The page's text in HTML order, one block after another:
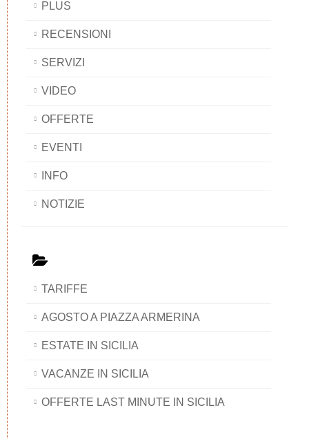
PLUS
RECENSIONI
SERVIZI
VIDEO
OFFERTE
EVENTI
INFO
NOTIZIE
TARIFFE
AGOSTO A PIAZZA ARMERINA
ESTATE IN SICILIA
VACANZE IN SICILIA
OFFERTE LAST MINUTE IN SICILIA